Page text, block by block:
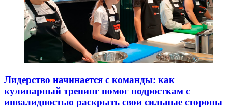
Лидерство начинается с команды: как
кулинарный тренинг помог подросткам с
инвалидностью раскрыть свои сильные стороны